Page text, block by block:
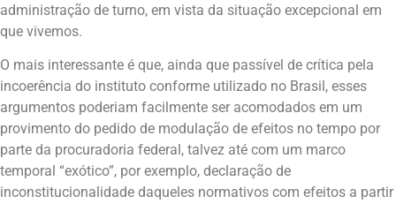
administração de turno, em vista da situação excepcional em
que vivemos.
O mais interessante é que, ainda que passível de crítica pela
incoerência do instituto conforme utilizado no Brasil, esses
argumentos poderiam facilmente ser acomodados em um
provimento do pedido de modulação de efeitos no tempo por
parte da procuradoria federal, talvez até com um marco
temporal “exótico”, por exemplo, declaração de
inconstitucionalidade daqueles normativos com efeitos a partir